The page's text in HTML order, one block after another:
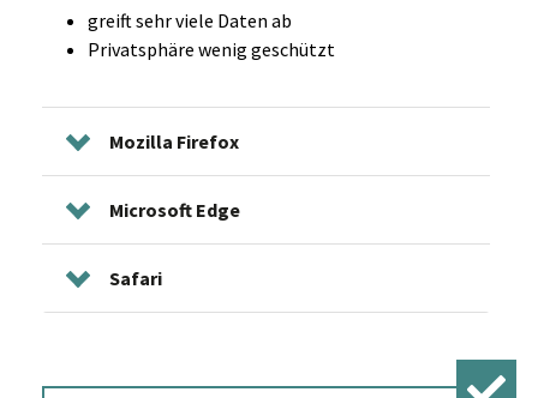
greift sehr viele Daten ab
Privatsphäre wenig geschützt
Mozilla Firefox
Microsoft Edge
Safari